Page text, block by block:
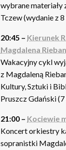
wybrane materiały
Tczew (wydanie z
20:45 – Kierunek
Magdalena
Wakacyjny cykl
z Magdaleną
Kultury, Sztuki i
Pruszcz Gdański
21:00 – Kociewie
Koncert orkiestry
sopranistki